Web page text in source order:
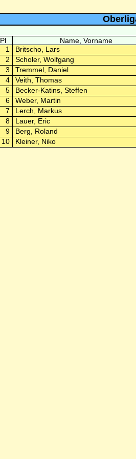
Pl Name, Vorname
1
Britscho, Lars
2
Scholer, Wolfgang
3
Tremmel, Daniel
4
Veith, Thomas
5
Becker-Katins, Steffen
6
Weber, Martin
7
Lerch, Markus
8
Lauer, Eric
9
Berg, Roland
10
Kleiner, Niko